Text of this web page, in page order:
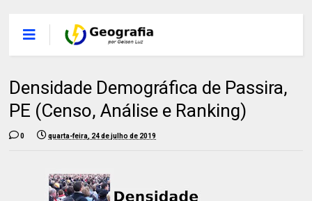
Densidade Demográfica de Passira,
PE (Censo, Análise e Ranking)
0 quarta-feira, 24 de julho de 2019